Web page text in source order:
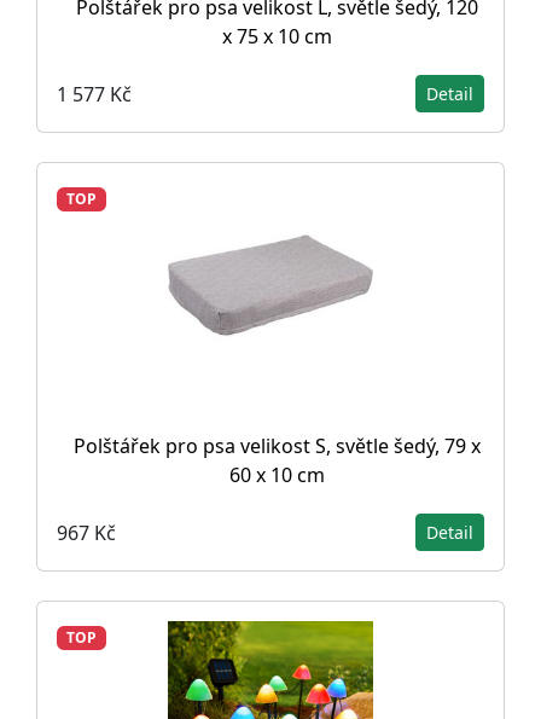
Polštářek pro psa velikost L, světle šedý, 120
x 75 x 10 cm
1 577 Kč Detail
TOP
Polštářek pro psa velikost S, světle šedý, 79 x
60 x 10 cm
967 Kč Detail
TOP